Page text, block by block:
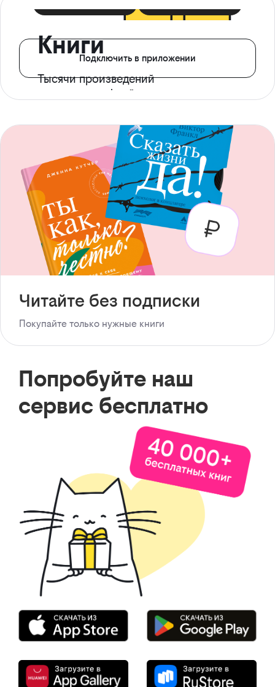
Книги
Тысячи произведений
с доступом офлайн
Подключить в приложении
Читайте без подписки
Покупайте только нужные книги
Попробуйте наш
сервис бесплатно